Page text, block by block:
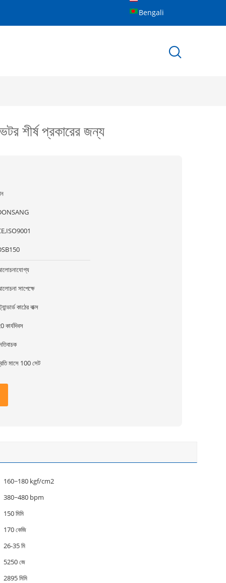
Bengali
শীর্ষ প্রকারের জন্য
সাপেক্ষে
কাঠের বাক্স
কার্যদিবস
মাসে 100 সেট
160~180 kgf/cm2
380~480 bpm
150 মিমি
170 কেজি
26-35 মি
5250 জে
2895 মিমি